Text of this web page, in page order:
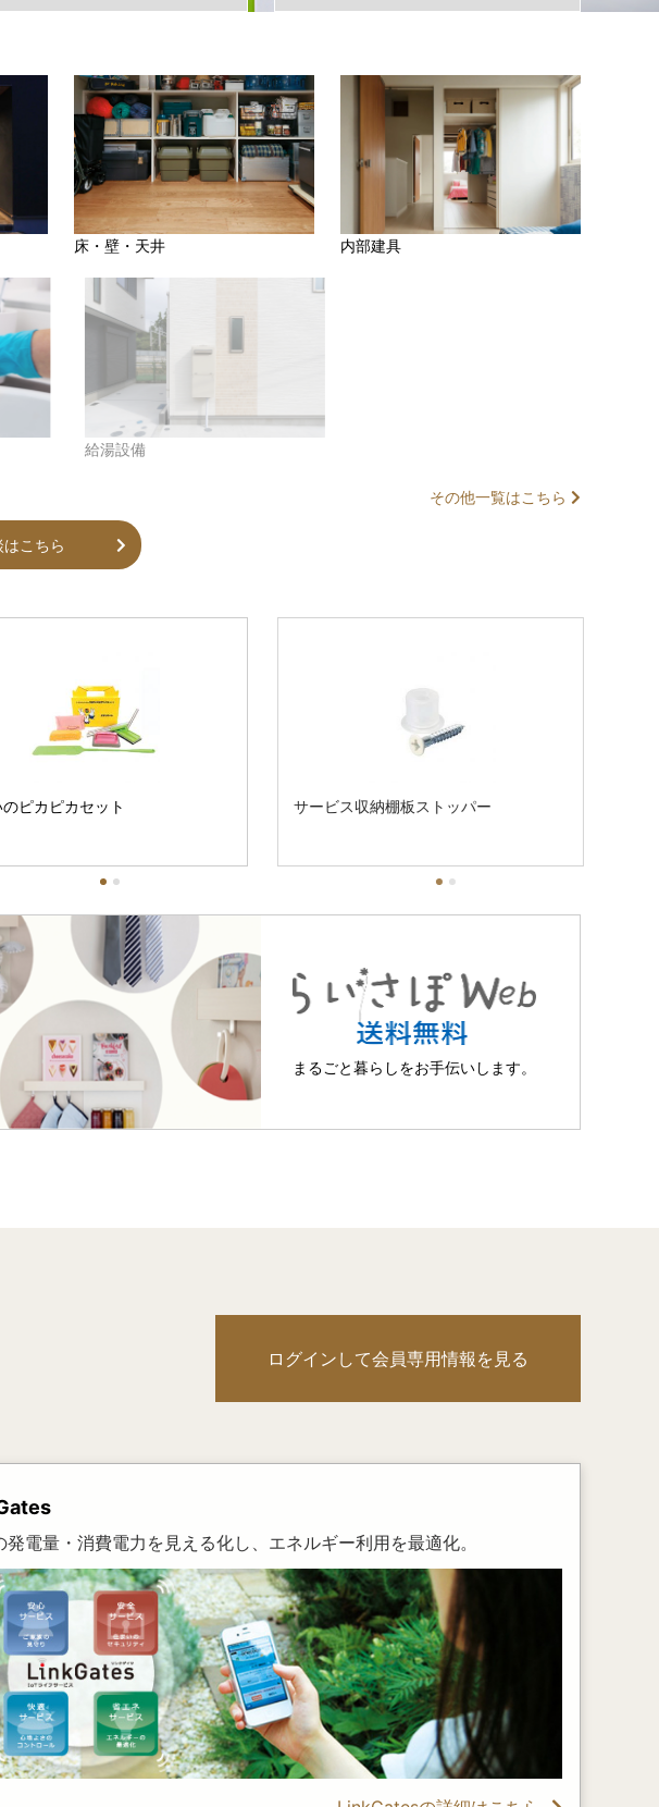
床・壁・天井 内部建具
給湯設備
その他一覧はこちら
こちら
ッター シャフト・ス
ックレール 住まいのピカピカセット
ワンステップスプレークリーナー(屋外
サービス収納棚板ストッパー
まるごと暮らしをお手伝いします。
ログインして会員専用情報を見る
発電量・消費電力を見える化し、エネルギー利用を最適化。